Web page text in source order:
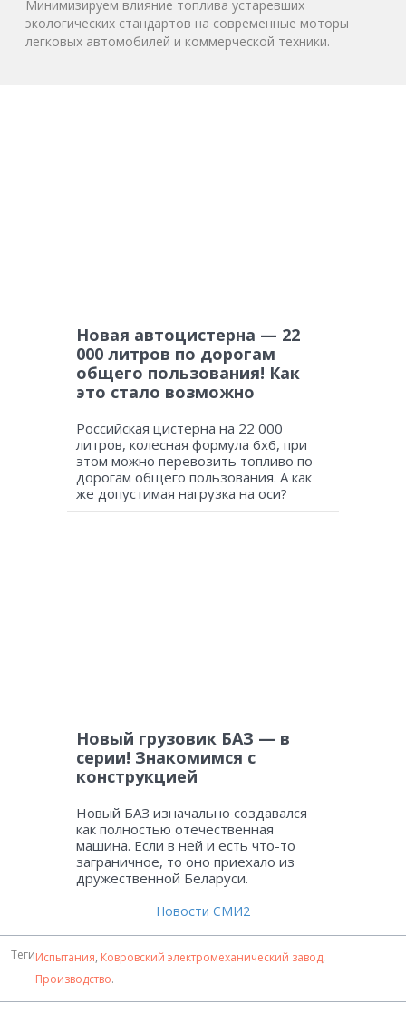
Минимизируем влияние топлива устаревших
экологических стандартов на современные моторы
легковых автомобилей и коммерческой техники.
Новая автоцистерна — 22
000 литров по дорогам
общего пользования! Как
это стало возможно
Российская цистерна на 22 000
литров, колесная формула 6х6, при
этом можно перевозить топливо по
дорогам общего пользования. А как
же допустимая нагрузка на оси?
Новый грузовик БАЗ — в
серии! Знакомимся с
конструкцией
Новый БАЗ изначально создавался
как полностью отечественная
машина. Если в ней и есть что-то
заграничное, то оно приехало из
дружественной Беларуси.
Новости СМИ2
ТегиИспытания, Ковровский электромеханический завод,
Производство.